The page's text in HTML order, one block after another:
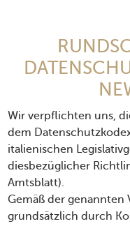
Wir verpflichten uns,
dem
italienischen
diesbezüglicher
Amtsblatt).
Gemäß der genannten
grundsätzlich durch